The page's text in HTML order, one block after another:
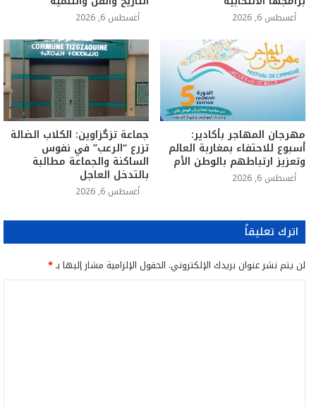
أغسطس 6, 2026 أغسطس 6, 2026
مهرجان المهاجر بأكادير:
أسبوع للاحتفاء بمغاربة العالم
وتعزيز ارتباطهم بالوطن الأم
أغسطس 6, 2026
جماعة تزگزاوين: الكلاب الضالة
تزرع “الرعب” في نفوس
الساكنة والجماعة مطالبة
بالتدخل العاجل
أغسطس 6, 2026
اترك تعليقاً
لن يتم نشر عنوان بريدك الإلكتروني. الحقول الإلزامية مشار إليها بـ*